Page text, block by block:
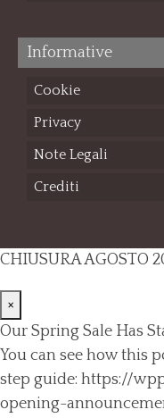
Informative
Cookie
Privacy
Note Legali
Crediti
CHIUSURA AGOSTO
×
Our Spring Sale Has
You can see how this
step guide: https://
opening-